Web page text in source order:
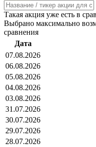
Такая акция уже есть в
Выбрано максимально
сравнения
Дата
07.08.2026
06.08.2026
05.08.2026
04.08.2026
03.08.2026
31.07.2026
30.07.2026
29.07.2026
28.07.2026